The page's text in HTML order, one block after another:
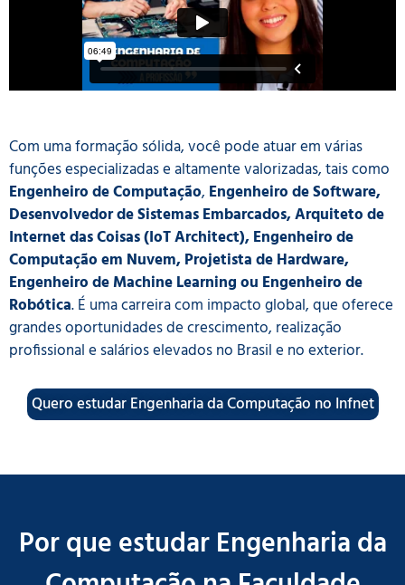
Com uma formação sólida, você pode atuar em várias
funções especializadas e altamente valorizadas, tais como
Engenheiro de Computação, Engenheiro de Software,
Desenvolvedor de Sistemas Embarcados, Arquiteto de
Internet das Coisas (IoT Architect), Engenheiro de
Computação em Nuvem, Projetista de Hardware,
Engenheiro de Machine Learning ou Engenheiro de
Robótica. É uma carreira com impacto global, que oferece
grandes oportunidades de crescimento, realização
profissional e salários elevados no Brasil e no exterior.
Quero estudar Engenharia da Computação no Infnet
Por que estudar Engenharia da